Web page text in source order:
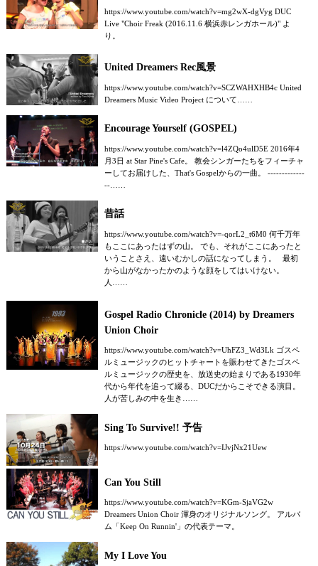
https://www.youtube.com/watch?v=mg2wX-dgVyg DUC
Live "Choir Freak (2016.11.6 横浜赤レンガホール)" よ
り。
United Dreamers Rec風景
https://www.youtube.com/watch?v=SCZWAHXHB4c United
Dreamers Music Video Project について……
Encourage Yourself (GOSPEL)
https://www.youtube.com/watch?v=l4ZQo4ulD5E 2016年4
月3日 at Star Pine's Cafe。 教会シンガーたちをフィーチャ
ーしてお届けした、That's Gospelからの一曲。 -------------
--……
昔話
https://www.youtube.com/watch?v=-qorL2_t6M0 何千万年
もここにあったはずの山。 でも、それがここにあったと
いうことさえ、遠いむかしの話になってしまう。 最初
から山がなかったかのような顔をしてはいけない。
人……
Gospel Radio Chronicle (2014) by Dreamers
Union Choir
https://www.youtube.com/watch?v=UhFZ3_Wd3Lk ゴスペ
ルミュージックのヒットチャートを賑わせてきたゴスペ
ルミュージックの歴史を、放送史の始まりである1930年
代から年代を追って綴る、DUCだからこそできる演目。
人が苦しみの中を生き……
Sing To Survive!! 予告
https://www.youtube.com/watch?v=IJvjNx21Uew
Can You Still
https://www.youtube.com/watch?v=KGm-SjaVG2w
Dreamers Union Choir 渾身のオリジナルソング。 アルバ
ム「Keep On Runnin'」の代表テーマ。
My I Love You